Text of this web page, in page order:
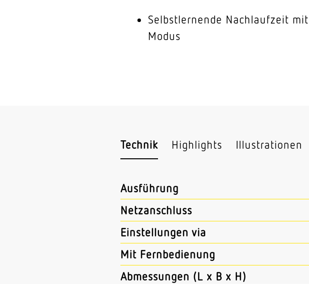
Selbstlernende Nachlaufzeit
Modus
Technik Highlights Illustrationen
Ausführung
Netzanschluss
Einstellungen via
Mit Fernbedienung
Abmessungen (L x B x H)